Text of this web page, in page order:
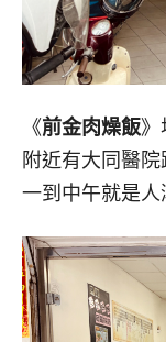
《前金肉燥飯》
附近有大同醫
一到中午就是人